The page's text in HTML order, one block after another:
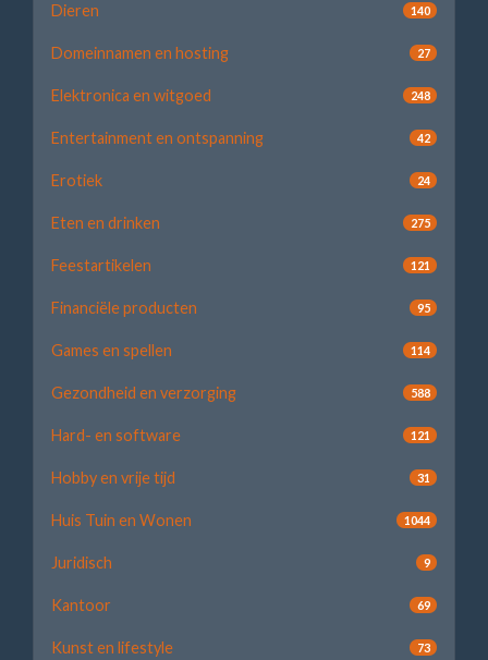
Dieren 140
Domeinnamen en hosting 27
Elektronica en witgoed 248
Entertainment en ontspanning 42
Erotiek 24
Eten en drinken 275
Feestartikelen 121
Financiële producten 95
Games en spellen 114
Gezondheid en verzorging 588
Hard- en software 121
Hobby en vrije tijd 31
Huis Tuin en Wonen 1044
Juridisch 9
Kantoor 69
Kunst en lifestyle 73